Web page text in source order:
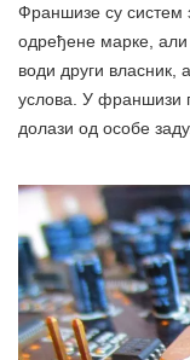
Франшизе су систем
одређене марке, али
води други власник,
услова. У франшизи
долази од особе